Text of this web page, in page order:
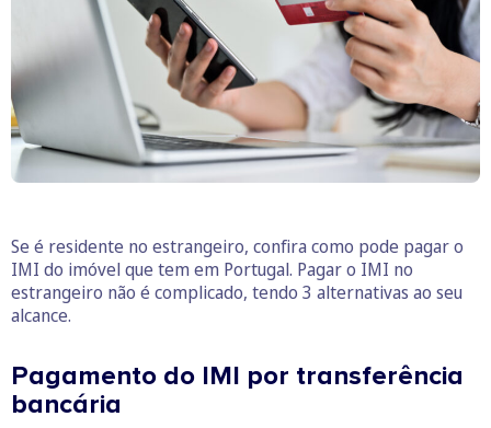
Se é residente no estrangeiro, confira como pode pagar o
IMI do imóvel que tem em Portugal. Pagar o IMI no
estrangeiro não é complicado, tendo 3 alternativas ao seu
alcance.
Pagamento do IMI por transferência
bancária